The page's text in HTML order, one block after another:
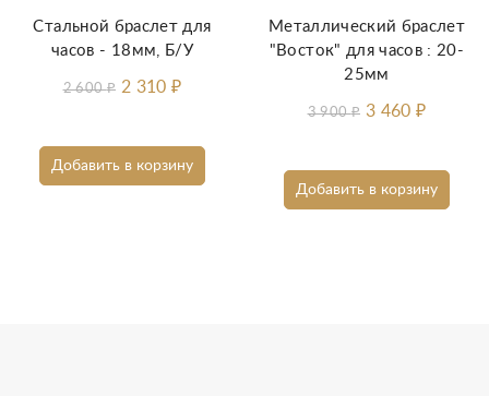
Добавить в корзину
Стальной браслет для
часов - 18мм, Б/У
2 600₽ 2 310₽
Добавить в корзину
Металлический браслет
"Восток" для часов : 20-
25мм
3 900₽ 3 460₽